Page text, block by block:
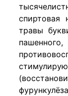
спиртовая
травы